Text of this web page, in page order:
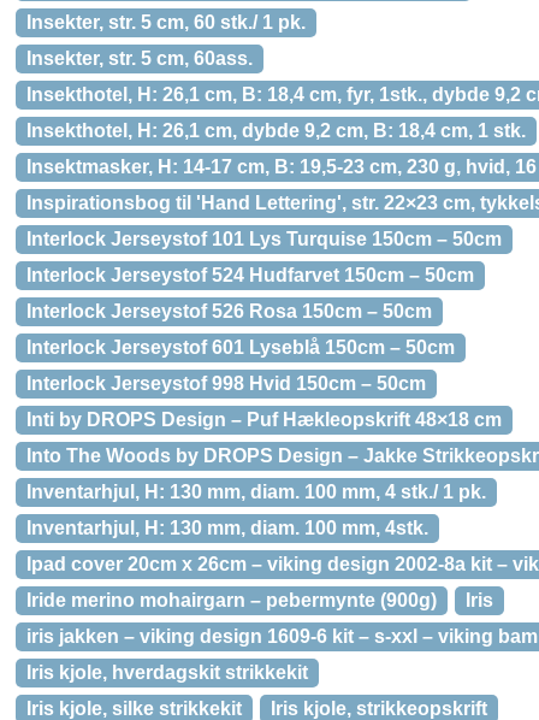
Insekter, str. 5 cm, 60 stk./ 1 pk.
Insekter, str. 5 cm, 60ass.
Insekthotel, H: 26,1 cm, B: 18,4 cm, fyr, 1stk., dybde 9,2
Insekthotel, H: 26,1 cm, dybde 9,2 cm, B: 18,4 cm, 1 stk.
Insektmasker, H: 14-17 cm, B: 19,5-23 cm, 230 g, hvid,
Inspirationsbog til 'Hand Lettering', str. 22×23 cm,
Interlock Jerseystof 101 Lys Turquise 150cm – 50cm
Interlock Jerseystof 524 Hudfarvet 150cm – 50cm
Interlock Jerseystof 526 Rosa 150cm – 50cm
Interlock Jerseystof 601 Lyseblå 150cm – 50cm
Interlock Jerseystof 998 Hvid 150cm – 50cm
Inti by DROPS Design – Puf Hækleopskrift 48×18 cm
Into The Woods by DROPS Design – Jakke
Inventarhjul, H: 130 mm, diam. 100 mm, 4 stk./ 1 pk.
Inventarhjul, H: 130 mm, diam. 100 mm, 4stk.
Ipad cover 20cm x 26cm – viking design 2002-8a kit –
Iride merino mohairgarn – pebermynte (900g)
Iris
iris jakken – viking design 1609-6 kit – s-xxl – viking
Iris kjole, hverdagskit strikkekit
Iris kjole, silke strikkekit
Iris kjole, strikkeopskrift